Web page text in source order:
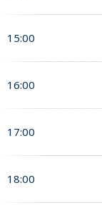
15:00
16:00
17:00
18:00